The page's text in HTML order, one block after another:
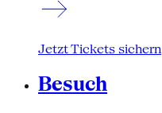
Jetzt Tickets sichern
Besuch